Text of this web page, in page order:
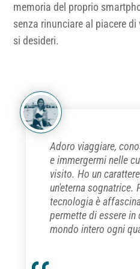
memoria del proprio
senza rinunciare al piacere
si desideri.
Adoro viaggiare,
e immergermi nelle
visito. Ho un
un'eterna sognatrice.
tecnologia è
permette di essere in
mondo intero ogni